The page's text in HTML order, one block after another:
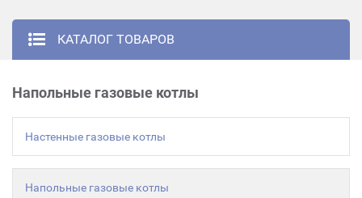
КАТАЛОГ ТОВАРОВ
Напольные газовые котлы
Настенные газовые котлы
Напольные газовые котлы